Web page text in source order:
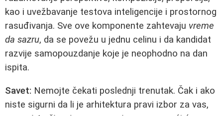
kao i uvežbavanje testova inteligencije i prostornog
rasuđivanja. Sve ove komponente zahtevaju vreme
da sazru, da se povežu u jednu celinu i da kandidat
razvije samopouzdanje koje je neophodno na dan
ispita.
Savet: Nemojte čekati poslednji trenutak. Čak i ako
niste sigurni da li je arhitektura pravi izbor za vas,